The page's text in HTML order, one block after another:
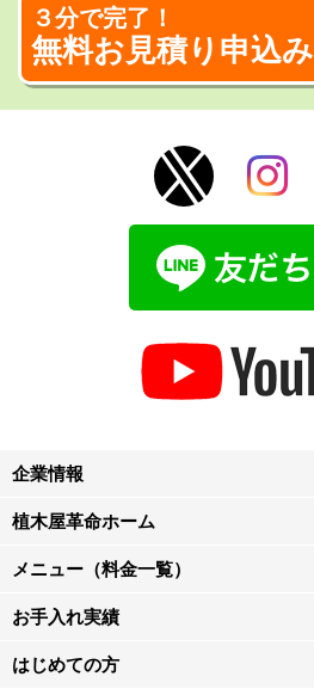
３分で完了！
無料お見積り申込み
企業情報
植木屋革命ホーム
メニュー（料金一覧）
お手入れ実績
はじめての方